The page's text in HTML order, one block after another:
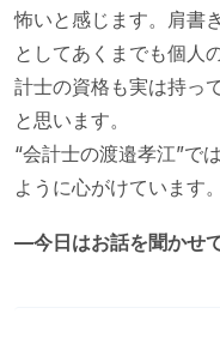
怖いと感じます。肩書
としてあくまでも個人
計士の資格も実は持っ
と思います。
“会計士の渡邉孝江”で
ように心がけています。
—今日はお話を聞かせ